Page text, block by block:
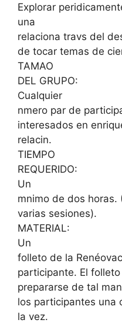
Explorar
una
relaciona travs del
de tocar temas de
TAMAO
DEL GRUPO:
Cualquier
nmero par de
interesados en
relacin.
TIEMPO
REQUERIDO:
Un
mnimo de dos horas.
varias sesiones).
MATERIAL:
Un
folleto de la
participante. El
prepararse de tal
los participantes una
la vez.